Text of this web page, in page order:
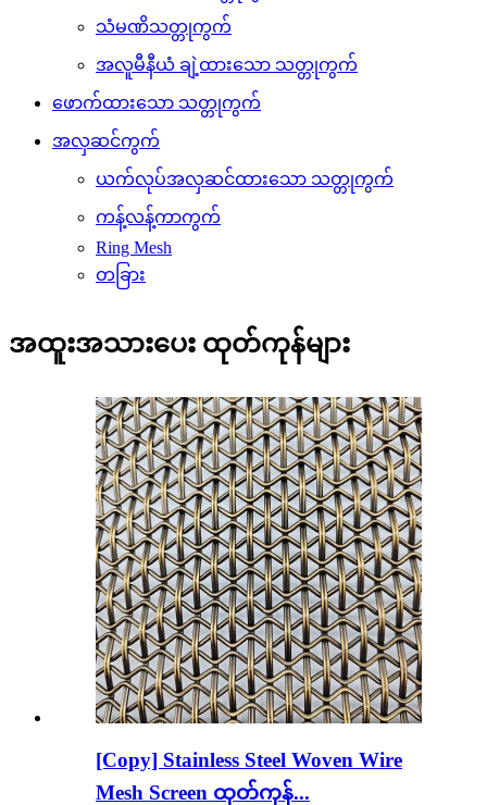
သံမဏိသတ္တုကွက်
အလူမီနီယံ ချဲ့ထားသော သတ္တုကွက်
ဖောက်ထားသော သတ္တုကွက်
အလှဆင်ကွက်
ယက်လုပ်အလှဆင်ထားသော သတ္တုကွက်
ကန့်လန့်ကာကွက်
Ring Mesh
တခြား
အထူးအသားပေး ထုတ်ကုန်များ
[Copy] Stainless Steel Woven Wire
Mesh Screen ထုတ်ကုန်...